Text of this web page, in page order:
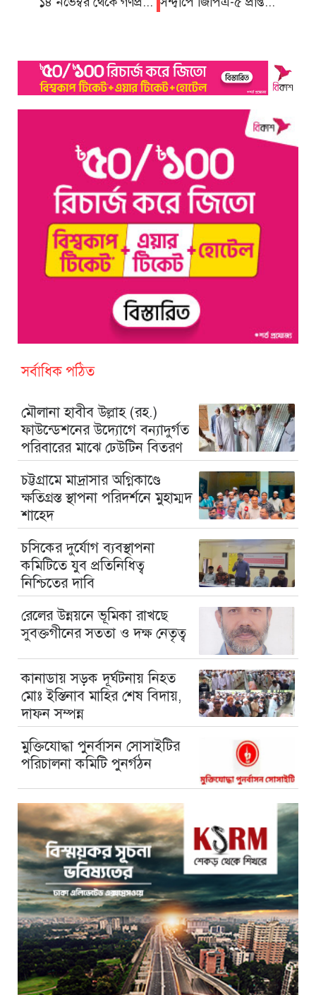
সর্বাধিক পঠিত
মৌলানা হাবীব উল্লাহ (রহ.)
ফাউন্ডেশনের উদ্যোগে বন্যাদুর্গত
পরিবারের মাঝে ঢেউটিন বিতরণ
চট্টগ্রামে মাদ্রাসার অগ্নিকাণ্ডে
ক্ষতিগ্রস্ত স্থাপনা পরিদর্শনে মুহাম্মদ
শাহেদ
চসিকের দুর্যোগ ব্যবস্থাপনা
কমিটিতে যুব প্রতিনিধিত্ব
নিশ্চিতের দাবি
রেলের উন্নয়নে ভূমিকা রাখছে
সুবক্তগীনের সততা ও দক্ষ নেতৃত্ব
কানাডায় সড়ক দূর্ঘটনায় নিহত
মোঃ ইস্তিনাব মাহির শেষ বিদায়,
দাফন সম্পন্ন
মুক্তিযোদ্ধা পুনর্বাসন সোসাইটির
পরিচালনা কমিটি পুনর্গঠন